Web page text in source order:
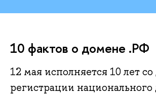
10 фактов о домене .РФ
12 мая исполняется 10 лет
регистрации